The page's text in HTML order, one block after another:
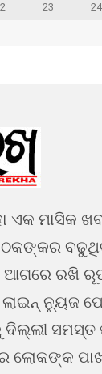
23 24
ଏକ ମାସିକ
ଆଗରେ ରଖି
ନ୍ୟୁଜ
ସମସ୍ତ